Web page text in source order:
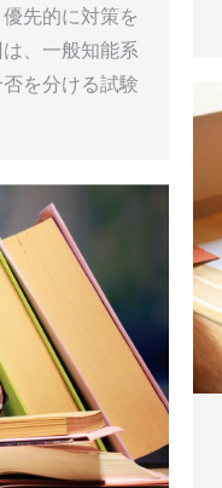
先的に対策を
、一般知能系
を分ける試験